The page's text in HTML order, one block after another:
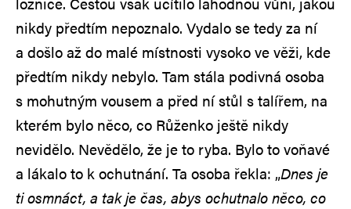
nikdy předtím nepoznalo. Vydalo se tedy za ní
a došlo až do malé místnosti vysoko ve věži, kde
předtím nikdy nebylo. Tam stála podivná osoba
s mohutným vousem a před ní stůl s talířem, na
kterém bylo něco, co Růženko ještě nikdy
nevidělo. Nevědělo, že je to ryba. Bylo to voňavé
a lákalo to k ochutnání. Ta osoba řekla: „Dnes je
ti osmnáct, a tak je čas, abys ochutnalo něco, co